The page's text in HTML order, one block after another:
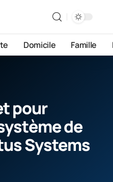
Domicile Famille
pour
de
Systems